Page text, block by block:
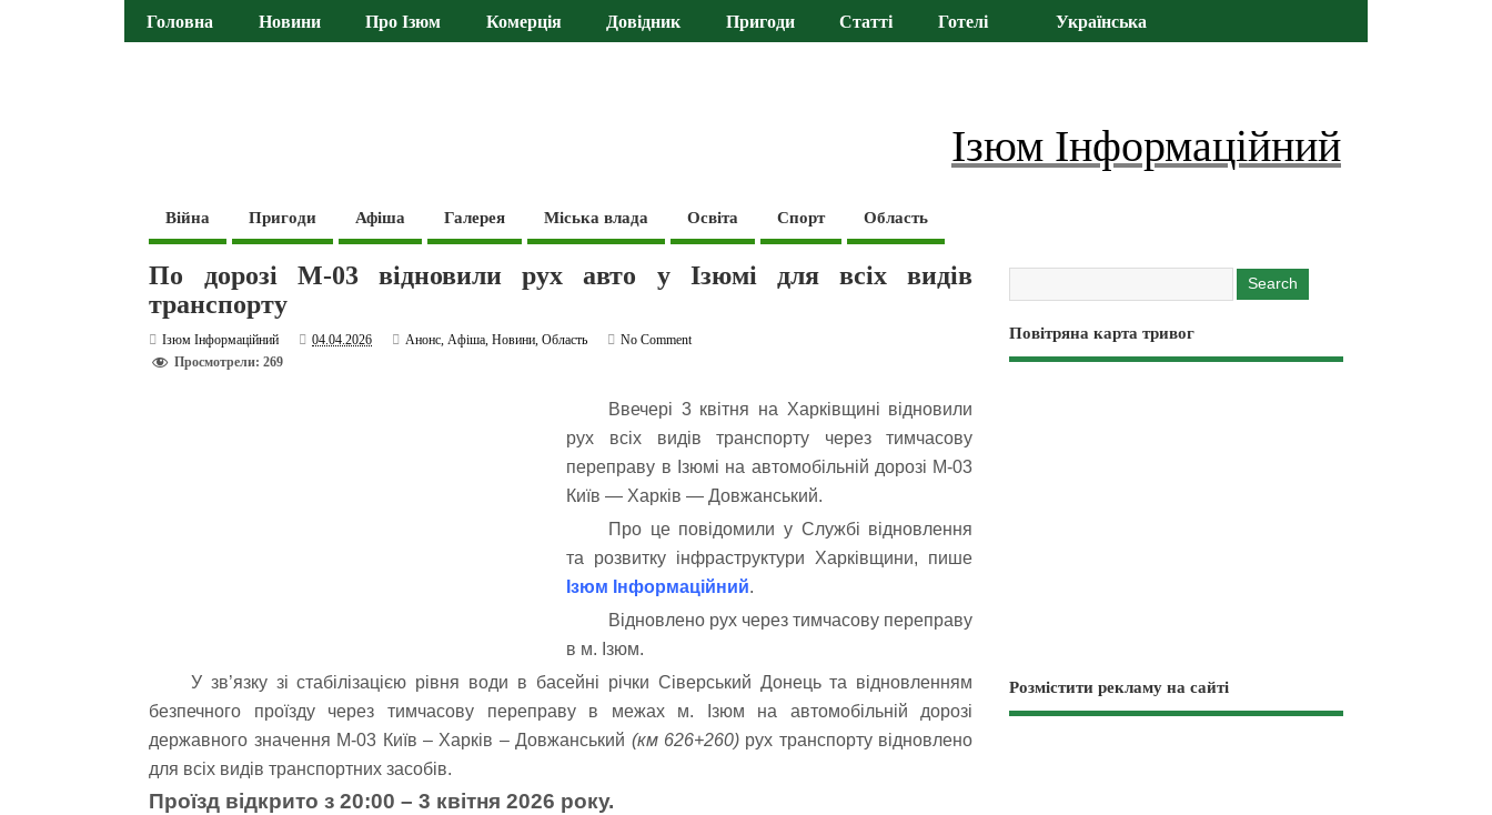
Головна Новини Про Ізюм Комерція Довідник Пригоди Статті Готелі Українська
Ізюм Інформаційний
Війна Пригоди Афіша Галерея Міська влада Освіта Спорт Область
По дорозі М-03 відновили рух авто у Ізюмі для всіх видів
транспорту
Ізюм Інформаційний 04.04.2026 Анонс,Афіша,Новини,Область
No Comment
Просмотрели: 269
Ввечері 3 квітня на Харківщині відновили
рух всіх видів транспорту через тимчасову
переправу в Ізюмі на автомобільній дорозі М-03
Київ — Харків — Довжанський.
Про це повідомили у Службі відновлення
та розвитку інфраструктури Харківщини, пише
Ізюм Інформаційний.
Відновлено рух через тимчасову переправу
в м. Ізюм.
У зв’язку зі стабілізацією рівня води в басейні річки Сіверський Донець та відновленням
безпечного проїзду через тимчасову переправу в межах м. Ізюм на автомобільній дорозі
державного значення М-03 Київ – Харків – Довжанський (км 626+260) рух транспорту відновлено
для всіх видів транспортних засобів.
Проїзд відкрито з 20:00 – 3 квітня 2026 року.
Повітряна карта тривог
Розмістити рекламу на сайті